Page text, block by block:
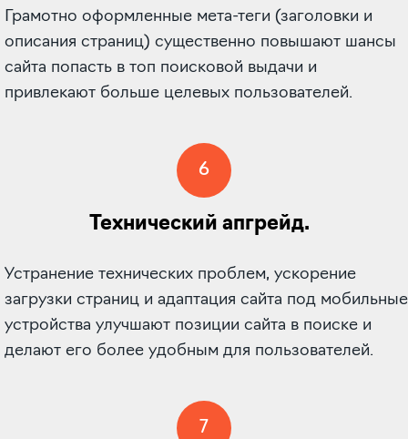
Грамотно оформленные мета-теги (заголовки и
описания страниц) существенно повышают шансы
сайта попасть в топ поисковой выдачи и
привлекают больше целевых пользователей.
6
Технический апгрейд.
Устранение технических проблем, ускорение
загрузки страниц и адаптация сайта под мобильные
устройства улучшают позиции сайта в поиске и
делают его более удобным для пользователей.
7